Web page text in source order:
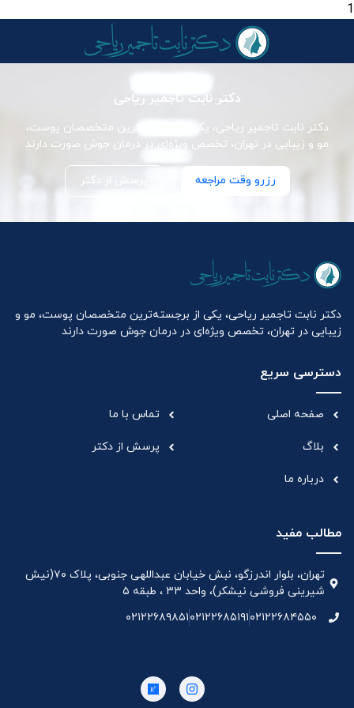
1
دکتر نابت تاجمیر ریاحی
دکتر نابت تاجمیر ریاحی، یکی از برجسته‌ترین متخصصان پوست،
مو و زیبایی در تهران، تخصص ویژه‌ای در درمان جوش صورت دارند
رزرو وقت مراجعه پرسش از دکتر
دکتر نابت تاجمیر ریاحی، یکی از برجسته‌ترین متخصصان پوست، مو و
زیبایی در تهران، تخصص ویژه‌ای در درمان جوش صورت دارند
دسترسی سریع
صفحه اصلی
بلاگ
درباره ما
تماس با ما
پرسش از دکتر
مطالب مفید
تهران، بلوار اندرزگو، نبش خیابان عبداللهی جنوبی، پلاک ۷۰(نیش
شیرینی فروشی نیشکر)، واحد ۳۳ ، طبقه ۵
۰۲۱۲۲۶۸۴۵۵۰۰۲۱۲۲۶۸۵۱۹۱۰۲۱۲۲۶۸۹۸۵۱